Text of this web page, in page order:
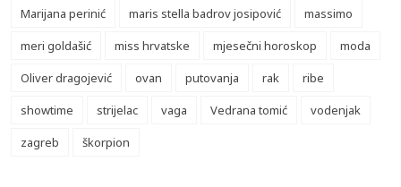
Marijana perinić
maris stella badrov josipović
massimo
meri goldašić
miss hrvatske mjesečni horoskop
moda
Oliver dragojević
ovan putovanja rak
ribe
showtime
strijelac vaga Vedrana tomić
vodenjak
zagreb
škorpion